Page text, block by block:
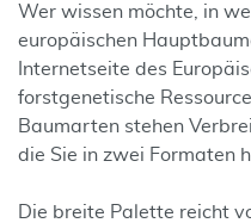
Wer wissen möchte, in
europäischen
Internetseite des
forstgenetische
Baumarten stehen
die Sie in zwei Formaten
Die breite Palette reicht